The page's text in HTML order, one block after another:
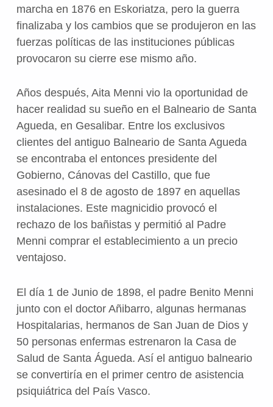
marcha en 1876 en Eskoriatza, pero la guerra
finalizaba y los cambios que se produjeron en las
fuerzas políticas de las instituciones públicas
provocaron su cierre ese mismo año.
Años después, Aita Menni vio la oportunidad de
hacer realidad su sueño en el Balneario de Santa
Agueda, en Gesalibar. Entre los exclusivos
clientes del antiguo Balneario de Santa Agueda
se encontraba el entonces presidente del
Gobierno, Cánovas del Castillo, que fue
asesinado el 8 de agosto de 1897 en aquellas
instalaciones. Este magnicidio provocó el
rechazo de los bañistas y permitió al Padre
Menni comprar el establecimiento a un precio
ventajoso.
El día 1 de Junio de 1898, el padre Benito Menni
junto con el doctor Añibarro, algunas hermanas
Hospitalarias, hermanos de San Juan de Dios y
50 personas enfermas estrenaron la Casa de
Salud de Santa Águeda. Así el antiguo balneario
se convertiría en el primer centro de asistencia
psiquiátrica del País Vasco.